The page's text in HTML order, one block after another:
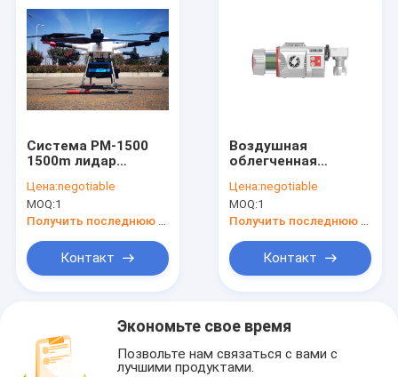
Система PM-1500
1500m лидар
4.4Kg MMS
мобильная
составляя карту
Цена:negotiable
MOQ:1
Получить последнюю цену
Контакт
Воздушная
облегченная
отображения UAV
ARS-1000 для
археологического
Цена:negotiable
MOQ:1
Получить последнюю цену
Контакт
Экономьте свое время
Позвольте нам связаться с вами с
лучшими продуктами.